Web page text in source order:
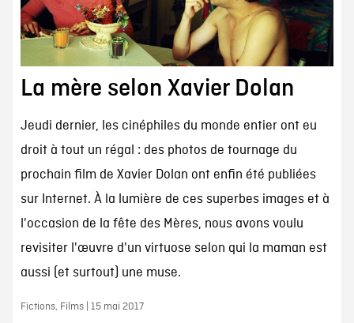
La mère selon Xavier Dolan
Jeudi dernier, les cinéphiles du monde entier ont eu
droit à tout un régal : des photos de tournage du
prochain film de Xavier Dolan ont enfin été publiées
sur Internet. À la lumière de ces superbes images et à
l'occasion de la fête des Mères, nous avons voulu
revisiter l'œuvre d'un virtuose selon qui la maman est
aussi (et surtout) une muse.
Fictions, Films | 15 mai 2017